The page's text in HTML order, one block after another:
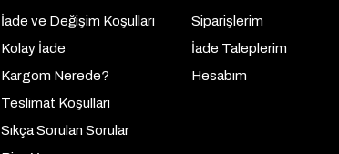
İade ve Değişim Koşulları
Kolay İade
Kargom Nerede?
Teslimat Koşulları
Sıkça Sorulan Sorular
Siparişlerim
İade Taleplerim
Hesabım